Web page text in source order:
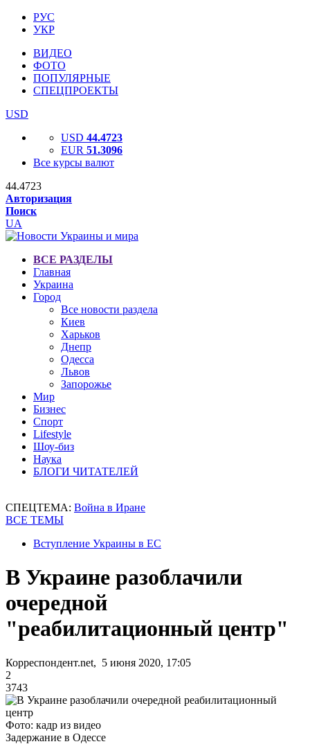
РУС
УКР
ВИДЕО
ФОТО
ПОПУЛЯРНЫЕ
СПЕЦПРОЕКТЫ
USD
USD 44.4723
EUR 51.3096
Все курсы валют
44.4723
Авторизация
Поиск
UA
ВСЕ РАЗДЕЛЫ
Главная
Украина
Город
Все новости раздела
Киев
Харьков
Днепр
Одесса
Львов
Запорожье
Мир
Бизнес
Спорт
Lifestyle
Шоу-биз
Наука
БЛОГИ ЧИТАТЕЛЕЙ
СПЕЦТЕМА: Война в Иране
ВСЕ ТЕМЫ
Вступление Украины в ЕС
В Украине разоблачили
очередной
"реабилитационный центр"
Корреспондент.net, 5 июня 2020, 17:05
2
3743
Фото: кадр из видео
Задержание в Одессе